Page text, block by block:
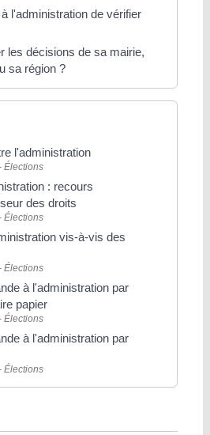
l'administration de vérifier
les décisions de sa mairie,
sa région ?
l'administration
Élections
: recours
des droits
Élections
vis-à-vis des
Élections
à l'administration par
papier
Élections
à l'administration par
Élections